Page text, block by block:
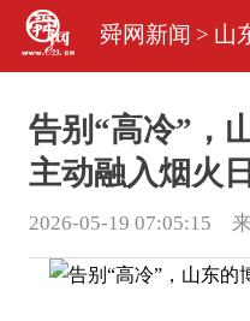
舜网新闻 > 山
告别“高冷”，
主动融入烟火
2026-05-19 07:05:15 来